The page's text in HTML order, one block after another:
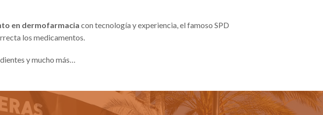
en dermofarmacia con tecnología y experiencia, el famoso SPD
los medicamentos.
y mucho más…